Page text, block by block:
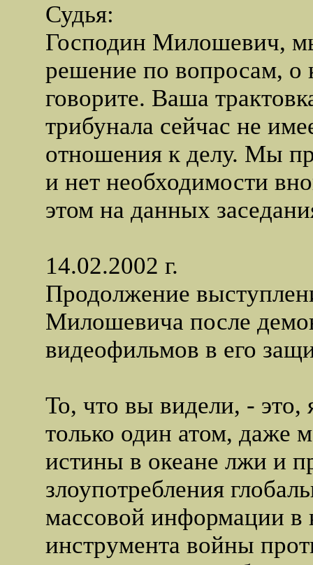
Судья:
Господин Милошевич,
решение по вопросам, о
говорите. Ваша
трибунала сейчас не
отношения к делу. Мы
и нет необходимости
этом на данных
14.02.2002 г.
Продолжение
Милошевича после
видеофильмов в его
То, что вы видели, - это,
только один атом, даже
истины в океане лжи и
злоупотребления
массовой информации в
инструмента войны